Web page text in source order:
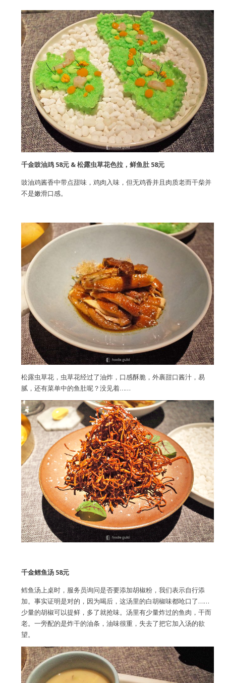
千金豉油鸡 58元 & 松露虫草花色拉，鲜鱼肚 58元
豉油鸡酱香中带点甜味，鸡肉入味，但无鸡香并且肉质老而干柴并
不是嫩滑口感。
松露虫草花，虫草花经过了油炸，口感酥脆，外裹甜口酱汁，易
腻，还有菜单中的鱼肚呢？没见着……
千金鳕鱼汤 58元
鳕鱼汤上桌时，服务员询问是否要添加胡椒粉，我们表示自行添
加。事实证明是对的，因为喝后，这汤里的白胡椒味都呛口了……
少量的胡椒可以提鲜，多了就抢味。汤里有少量炸过的鱼肉，干而
老。一旁配的是炸干的油条，油味很重，失去了把它加入汤的欲
望。